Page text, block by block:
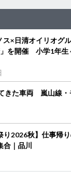
ス×日清オイリオグ
を開催 小学1年生
きた車両 嵐山線
り2026秋】仕事帰
｜品川